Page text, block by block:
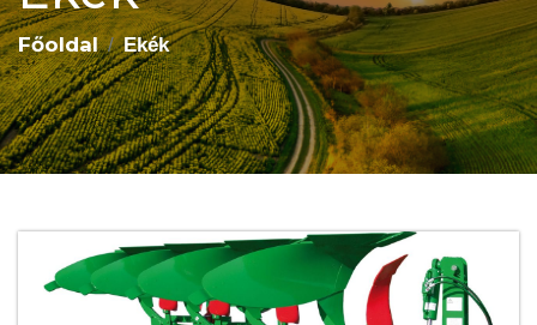
Főoldal Ekék